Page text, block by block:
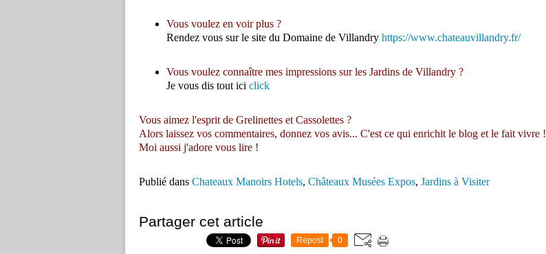
Vous voulez en voir plus ?
Rendez vous sur le site du Domaine de Villandry https://www.chateauvillandry.fr/
Vous voulez connaître mes impressions sur les Jardins de Villandry ?
Je vous dis tout ici click
Vous aimez l'esprit de Grelinettes et Cassolettes ?
Alors laissez vos commentaires, donnez vos avis... C'est ce qui enrichit le blog et le fait vivre !
Moi aussi j'adore vous lire !
Publié dans Chateaux Manoirs Hotels, Châteaux Musées Expos, Jardins à Visiter
Partager cet article
Repost 0